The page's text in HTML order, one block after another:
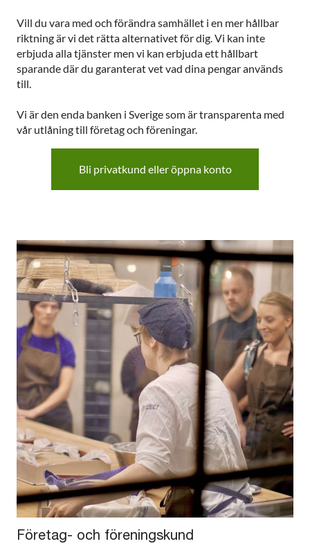
Vill du vara med och förändra samhället i en mer hållbar
riktning är vi det rätta alternativet för dig. Vi kan inte
erbjuda alla tjänster men vi kan erbjuda ett hållbart
sparande där du garanterat vet vad dina pengar används
till.
Vi är den enda banken i Sverige som är transparenta med
vår utlåning till företag och föreningar.
Bli privatkund eller öppna konto
Företag- och föreningskund